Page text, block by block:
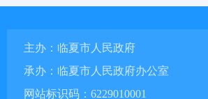
主办：临夏市人民政府
承办：临夏市人民政府办公室
网站标识码：6229010001